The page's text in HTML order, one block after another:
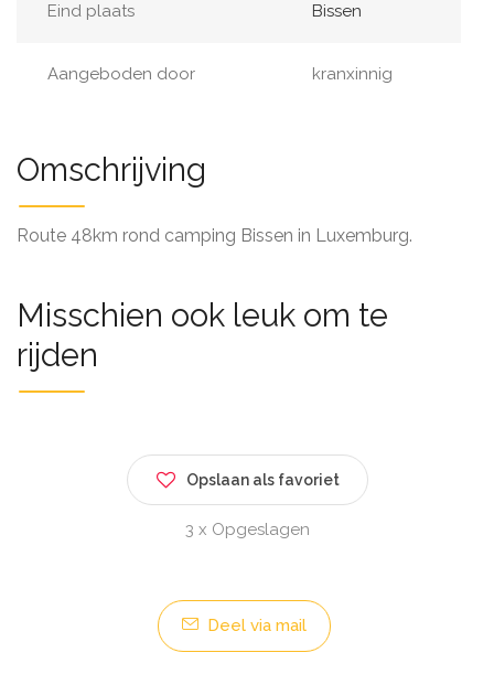
Eind plaats Bissen
Aangeboden door kranxinnig
Omschrijving
Route 48km rond camping Bissen in Luxemburg.
Misschien ook leuk om te
rijden
Opslaan als favoriet
3 x Opgeslagen
Deel via mail